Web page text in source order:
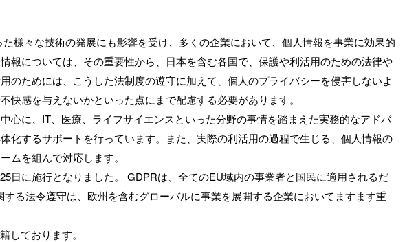
様々な技術の発展にも影響を受け、多くの企業において、個人情報を事業に効果的
報については、その重要性から、日本を含む各国で、保護や利活用のための法律や
ためには、こうした法制度の遵守に加えて、個人のプライバシーを侵害しないよ
感を与えないかといった点にまで配慮する必要があります。
に、IT、医療、ライフサイエンスといった分野の事情を踏まえた実務的なアドバ
化するサポートを行っています。また、実際の利活用の過程で生じる、個人情報の
ムを組んで対応します。
日に施行となりました。 GDPRは、全てのEU域内の事業者と国民に適用されるだ
る法令遵守は、欧州を含むグローバルに事業を展開する企業においてますます重
しております。